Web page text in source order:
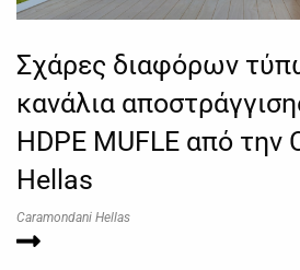
Σχάρες διαφόρων
κανάλια
HDPE MUFLE από την
Hellas
Caramondani Hellas